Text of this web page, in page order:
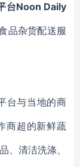
台Noon Daily
品杂货配送服
台与当地的商
商超的新鲜蔬
、清洁洗涤、